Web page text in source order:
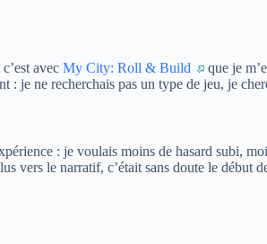
avec My City: Roll & Build
que je
je ne recherchais pas un type de jeu, je
: je voulais moins de hasard subi,
vers le narratif, c’était sans doute le début